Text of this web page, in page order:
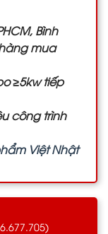
Bình
mua
≥5kw tiếp
công trình
Việt Nhật